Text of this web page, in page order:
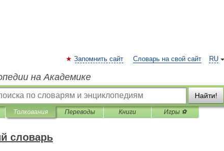
RU
Запомнить сайт Словарь на свой сайт
на Академике
Найти!
Толкования Переводы Книги Игры ⚽
словарь